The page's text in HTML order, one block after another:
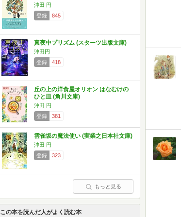
沖田 円
登録
845
真夜中プリズム (スターツ出版文庫)
沖田円
登録
418
丘の上の洋食屋オリオン はなむけの
ひと皿 (角川文庫)
沖田 円
登録
381
雲雀坂の魔法使い (実業之日本社文庫)
沖田 円
登録
323
もっと見る
この本を読んだ人がよく読む本